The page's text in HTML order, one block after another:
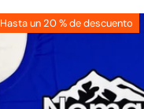
Hasta un 20 % de descuento